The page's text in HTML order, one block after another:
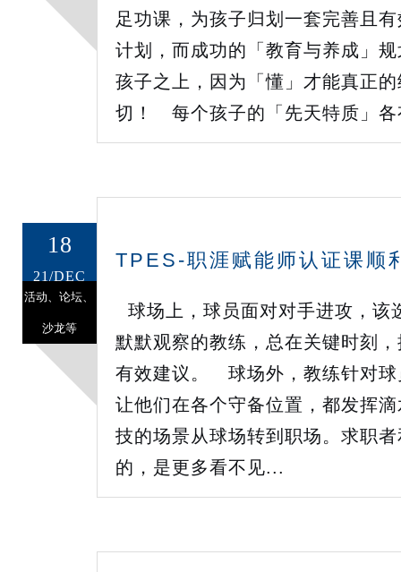
足功课，为孩子归划一套完善且
计划，而成功的「教育与养成」
孩子之上，因为「懂」才能真正
切！ 每个孩子的「先天特质」
18
21/DEC
活动、论坛、
沙龙等
TPES-职涯赋能师认证课顺
球场上，球员面对对手进攻，该
默默观察的教练，总在关键时刻
有效建议。 球场外，教练针对球
让他们在各个守备位置，都发挥
技的场景从球场转到职场。求职
的，是更多看不见...